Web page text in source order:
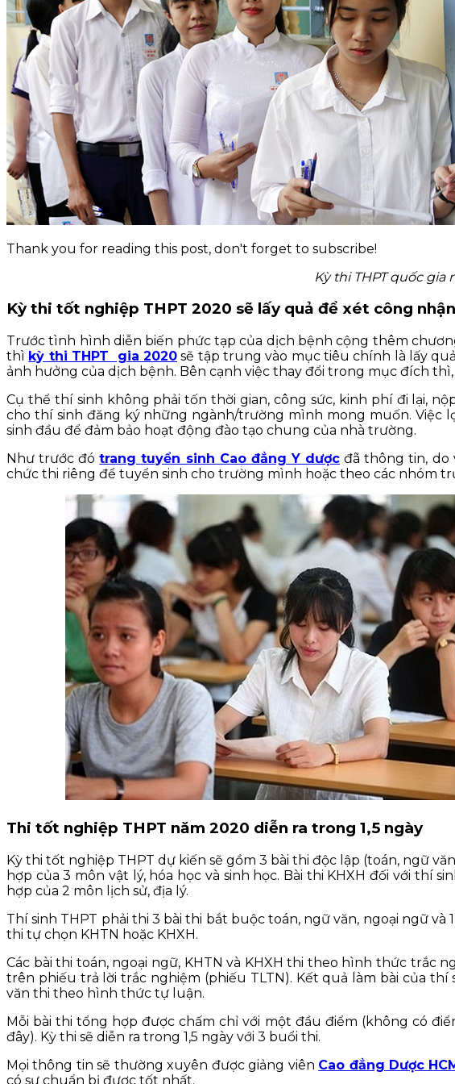
KỸ NĂNG
TIN TỨC
Thank you for reading this post, don't forget to subscribe!
Kỳ thi THPT quốc
Kỳ thi tốt nghiệp THPT 2020 sẽ lấy quả để xét công
Trước tình hình diễn biến phức tạp của dịch bệnh cộng thêm
thì kỳ thi THPT gia 2020 sẽ tập trung vào mục tiêu chính là lấy
ảnh hưởng của dịch bệnh. Bên cạnh việc thay đổi trong mục đích
Cụ thể thí sinh không phải tốn thời gian, công sức, kinh phí đi lại,
cho thí sinh đăng ký những ngành/trường mình mong muốn. Việc
sinh đầu để đảm bảo hoạt động đào tạo chung của nhà trường.
Như trước đótrang tuyển sinh Cao đẳng Y dược đã thông tin, do
chức thi riêng để tuyển sinh cho trường mình hoặc theo các nhóm
Thi tốt nghiệp THPT năm 2020 diễn ra trong 1,5 ngày
Kỳ thi tốt nghiệp THPT dự kiến sẽ gồm 3 bài thi độc lập (toán, ngữ
hợp của 3 môn vật lý, hóa học và sinh học. Bài thi KHXH đối với thí
hợp của 2 môn lịch sử, địa lý.
Thí sinh THPT phải thi 3 bài thi bắt buộc toán, ngữ văn, ngoại ngữ và
thi tự chọn KHTN hoặc KHXH.
Các bài thi toán, ngoại ngữ, KHTN và KHXH thi theo hình thức
trên phiếu trả lời trắc nghiệm (phiếu TLTN). Kết quả làm bài của
văn thi theo hình thức tự luận.
Mỗi bài thi tổng hợp được chấm chỉ với một đầu điểm (không có
đây). Kỳ thi sẽ diễn ra trong 1,5 ngày với 3 buổi thi.
Mọi thông tin sẽ thường xuyên được giảng viên Cao đẳng Dược
có sự chuẩn bị được tốt nhất.